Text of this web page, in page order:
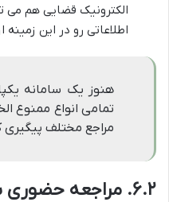
الکترونیک قضایی هم می
اطلاعاتی رو در این زمینه
هنوز یک سامانه
تمامی انواع ممنوع
مراجع مختلف پیگیری
۶.۲. مراجعه حضوری به مراجع ذی صلاح